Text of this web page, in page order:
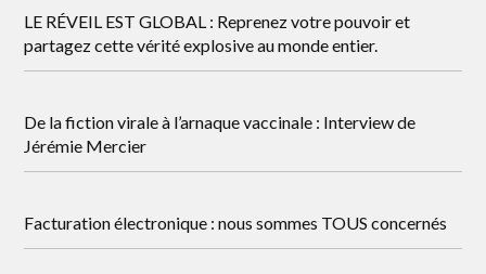
LE RÉVEIL EST GLOBAL : Reprenez votre pouvoir et
partagez cette vérité explosive au monde entier.
De la fiction virale à l’arnaque vaccinale : Interview de
Jérémie Mercier
Facturation électronique : nous sommes TOUS concernés